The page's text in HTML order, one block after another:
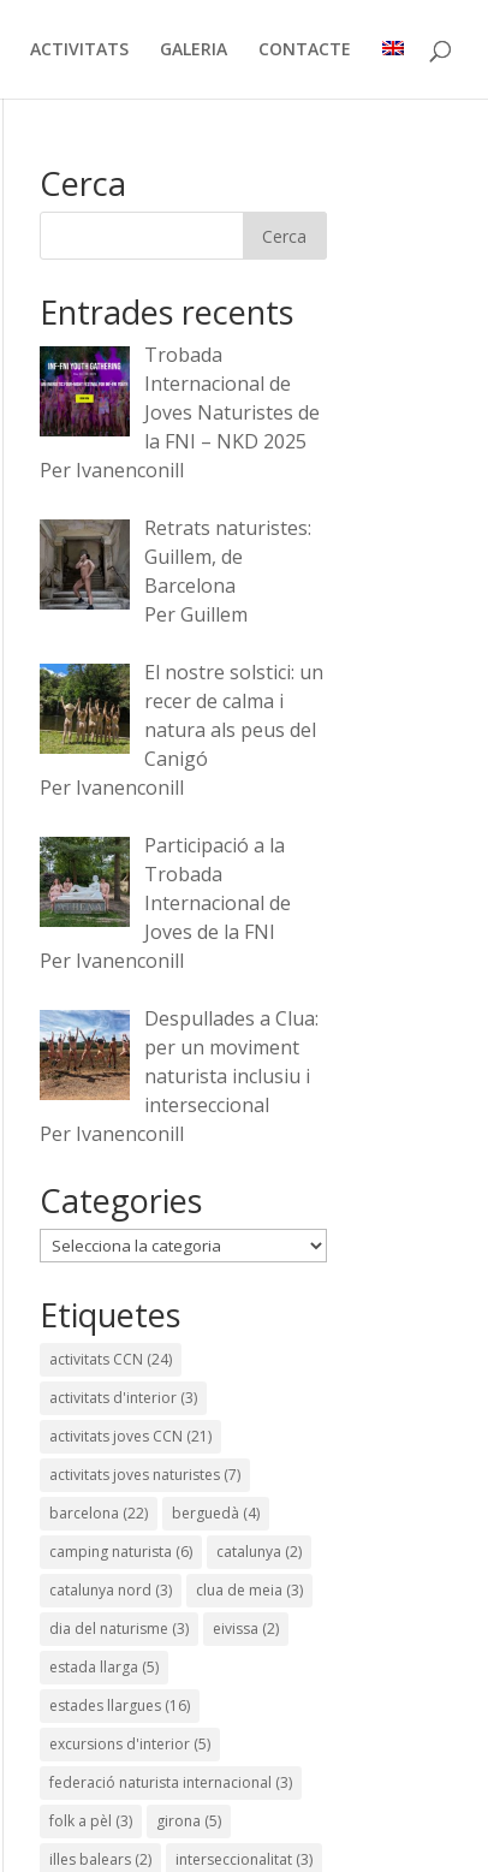
ACTIVITATS GALERIA CONTACTE
Cerca
Entrades recents
Trobada
Internacional de
Joves Naturistes de
la FNI – NKD 2025
Per Ivanenconill
Retrats naturistes:
Guillem, de
Barcelona
Per Guillem
El nostre solstici: un
recer de calma i
natura als peus del
Canigó
Per Ivanenconill
Participació a la
Trobada
Internacional de
Joves de la FNI
Per Ivanenconill
Despullades a Clua:
per un moviment
naturista inclusiu i
interseccional
Per Ivanenconill
Categories
Categories
Etiquetes
activitats CCN (24)
activitats d'interior(3)
activitats joves CCN (21)
activitats joves naturistes(7)
barcelona (22) berguedà (4)
camping naturista (6) catalunya (2)
catalunya nord (3) clua de meia (3)
dia del naturisme (3) eivissa (2)
estada llarga (5)
estades llargues(16)
excursions d'interior(5)
federació naturista internacional (3)
folk a pèl (3) girona (5)
illes balears(2) interseccionalitat(3)